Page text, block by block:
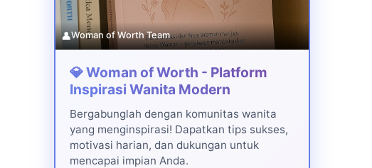
👤Woman of Worth Team
💎 Woman of Worth - Platform
Inspirasi Wanita Modern
Bergabunglah dengan komunitas wanita
yang menginspirasi! Dapatkan tips sukses,
motivasi harian, dan dukungan untuk
mencapai impian Anda.